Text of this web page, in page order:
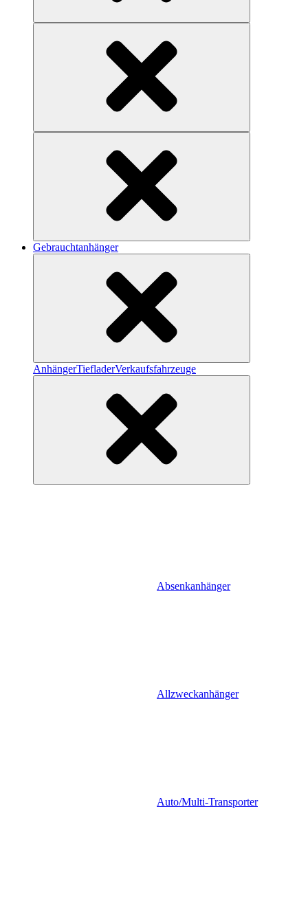
Gebrauchtanhänger
AnhängerTiefladerVerkaufsfahrzeuge
Absenkanhänger
Allzweckanhänger
Auto/Multi-Transporter